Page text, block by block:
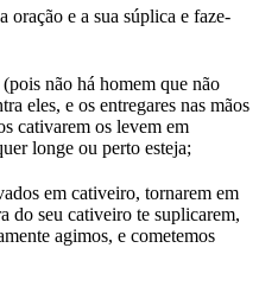
oração e a sua súplica e faze-
não há homem que não
eles, e os entregares nas mãos
cativarem os levem em
longe ou perto esteja;
em cativeiro, tornarem em
do seu cativeiro te suplicarem,
agimos, e cometemos